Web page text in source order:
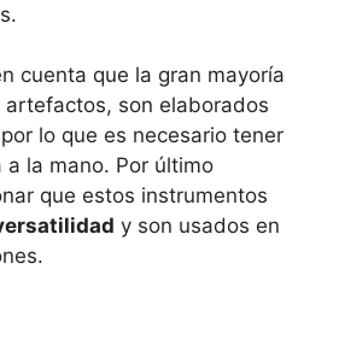
cuenta que la gran mayoría
son elaborados
lo que es necesario tener
la mano. Por último
que estos instrumentos
y son usados en